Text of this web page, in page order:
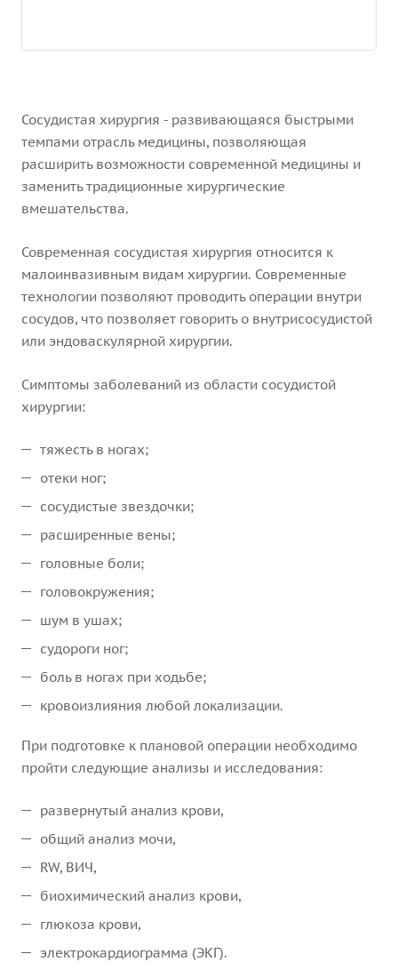
Сосудистая хирургия - развивающаяся быстрыми
темпами отрасль медицины, позволяющая
расширить возможности современной медицины и
заменить традиционные хирургические
вмешательства.
Современная сосудистая хирургия относится к
малоинвазивным видам хирургии. Современные
технологии позволяют проводить операции внутри
сосудов, что позволяет говорить о внутрисосудистой
или эндоваскулярной хирургии.
Симптомы заболеваний из области сосудистой
хирургии:
тяжесть в ногах;
отеки ног;
сосудистые звездочки;
расширенные вены;
головные боли;
головокружения;
шум в ушах;
судороги ног;
боль в ногах при ходьбе;
кровоизлияния любой локализации.
При подготовке к плановой операции необходимо
пройти следующие анализы и исследования:
развернутый анализ крови,
общий анализ мочи,
RW, ВИЧ,
биохимический анализ крови,
глюкоза крови,
электрокардиограмма (ЭКГ).